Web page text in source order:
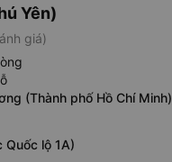
Yên)
giá)
(Thành phố Hồ Chí Minh)
Quốc lộ 1A)